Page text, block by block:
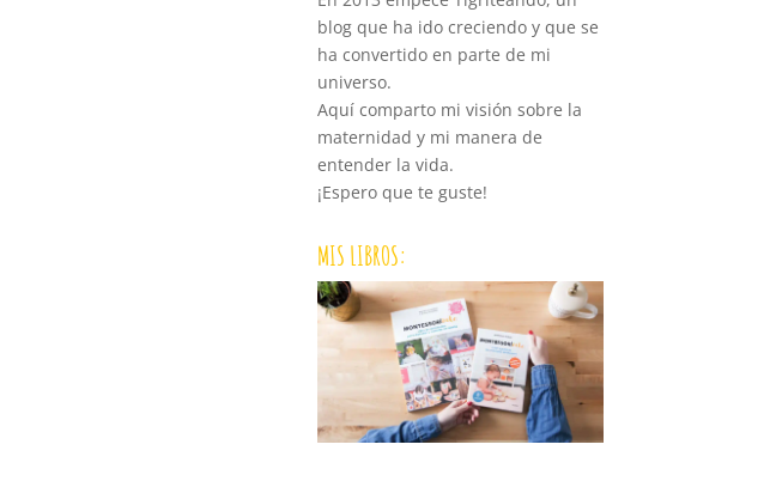
blog que ha ido creciendo y que se
ha convertido en parte de mi
universo.
Aquí comparto mi visión sobre la
maternidad y mi manera de
entender la vida.
¡Espero que te guste!
MIS LIBROS: